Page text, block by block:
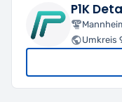
P1K
Umkreis